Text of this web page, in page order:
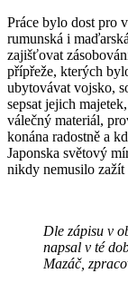
Práce bylo dost pro
rumunská i
zajišťovat
přípřeže, kterých
ubytovávat vojsko,
sepsat jejich
válečný materiál,
konána radostně a
Japonska světový
nikdy nemusilo zažít
Dle zápisu v
napsal v té
Mazáč,